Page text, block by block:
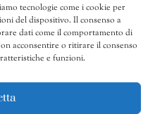
tecnologie come i cookie per
del dispositivo. Il consenso a
dati come il comportamento di
acconsentire o ritirare il consenso
e funzioni.
Share
,Contributi in pdf